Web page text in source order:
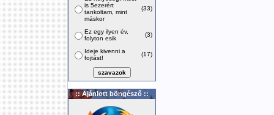
is 5ezerért
tankoltam, mint
máskor
(33)
Ez egy ilyen év,
folyton esik
(3)
Ideje kivenni a
fojtást!
(17)
:: Ajánlott böngésző ::